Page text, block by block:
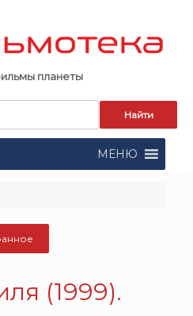
планеты
МЕНЮ
(1999).